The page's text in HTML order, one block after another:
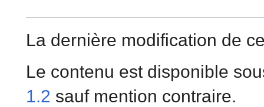
La dernière modification de
Le contenu est disponible
1.2 sauf mention contraire.